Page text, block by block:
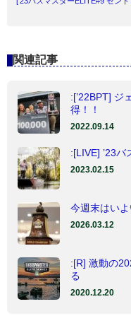
関連記事
:[’22BPT] ジ
得！！
2022.09.14
:[LIVE] ’23
2023.02.15
今週末はい
2026.03.12
:[R] 激動の
る
2020.12.20